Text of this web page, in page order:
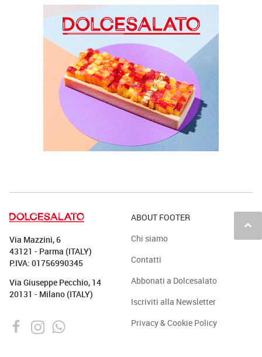
keyboard_arrow_up
Via Mazzini, 6
43121 - Parma (ITALY)
P.IVA: 01756990345
Via Giuseppe Pecchio, 14
20131 - Milano (ITALY)
ABOUT FOOTER
Chi siamo
Contatti
Abbonati a Dolcesalato
Iscriviti alla Newsletter
Privacy & Cookie Policy